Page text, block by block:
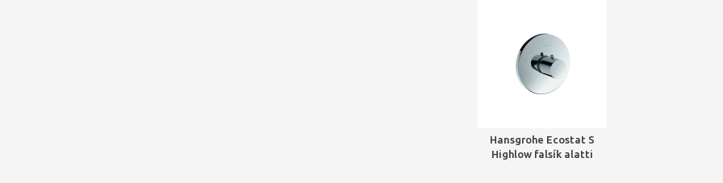
Hansgrohe Ecostat S
Highlow falsík alatti